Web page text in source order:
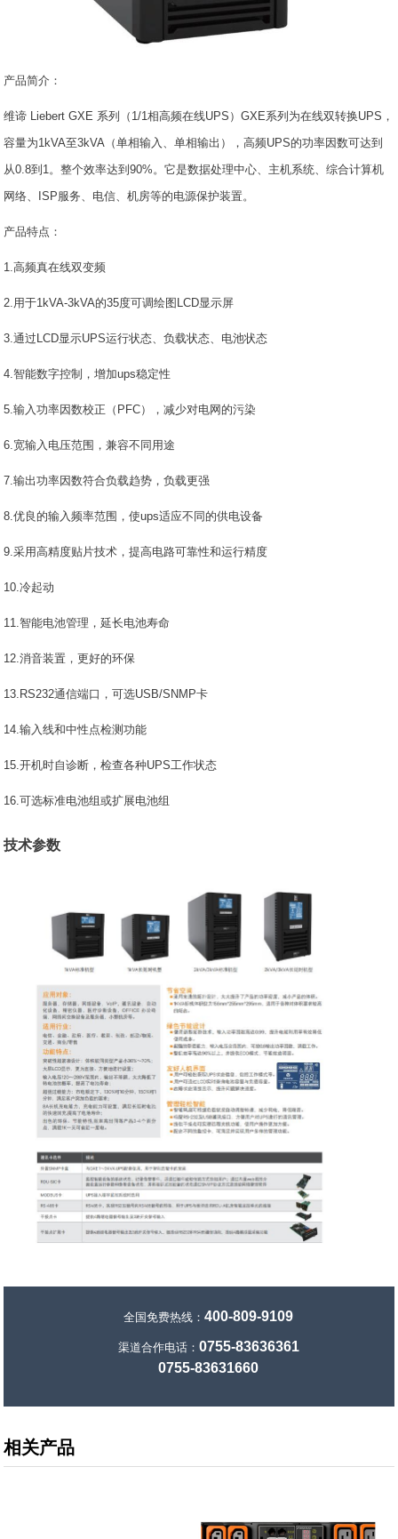
产品简介：
维谛 Liebert GXE 系列（1/1相高频在线UPS）GXE系列为在线双转换UPS，
容量为1kVA至3kVA（单相输入、单相输出），高频UPS的功率因数可达到
从0.8到1。整个效率达到90%。它是数据处理中心、主机系统、综合计算机
网络、ISP服务、电信、机房等的电源保护装置。
产品特点：
1.高频真在线双变频
2.用于1kVA-3kVA的35度可调绘图LCD显示屏
3.通过LCD显示UPS运行状态、负载状态、电池状态
4.智能数字控制，增加ups稳定性
5.输入功率因数校正（PFC），减少对电网的污染
6.宽输入电压范围，兼容不同用途
7.输出功率因数符合负载趋势，负载更强
8.优良的输入频率范围，使ups适应不同的供电设备
9.采用高精度贴片技术，提高电路可靠性和运行精度
10.冷起动
11.智能电池管理，延长电池寿命
12.消音装置，更好的环保
13.RS232通信端口，可选USB/SNMP卡
14.输入线和中性点检测功能
15.开机时自诊断，检查各种UPS工作状态
16.可选标准电池组或扩展电池组
技术参数
全国免费热线：400-809-9109
渠道合作电话： 0755-83636361
0755-83631660
相关产品